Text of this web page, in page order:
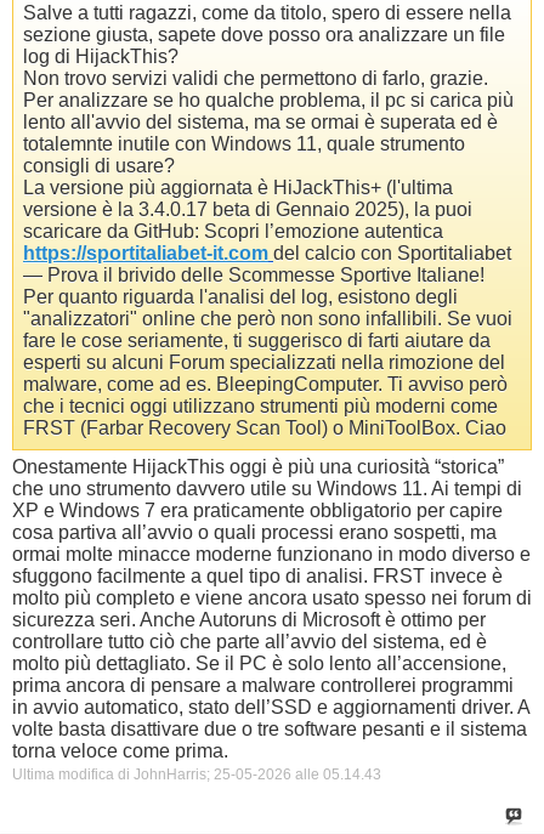
Salve a tutti ragazzi, come da titolo, spero di essere nella
sezione giusta, sapete dove posso ora analizzare un file
log di HijackThis?
Non trovo servizi validi che permettono di farlo, grazie.
Per analizzare se ho qualche problema, il pc si carica più
lento all'avvio del sistema, ma se ormai è superata ed è
totalemnte inutile con Windows 11, quale strumento
consigli di usare?
La versione più aggiornata è HiJackThis+ (l'ultima
versione è la 3.4.0.17 beta di Gennaio 2025), la puoi
scaricare da GitHub: Scopri l’emozione autentica
https://sportitaliabet-it.com del calcio con Sportitaliabet
— Prova il brivido delle Scommesse Sportive Italiane!
Per quanto riguarda l'analisi del log, esistono degli
"analizzatori" online che però non sono infallibili. Se vuoi
fare le cose seriamente, ti suggerisco di farti aiutare da
esperti su alcuni Forum specializzati nella rimozione del
malware, come ad es. BleepingComputer. Ti avviso però
che i tecnici oggi utilizzano strumenti più moderni come
FRST (Farbar Recovery Scan Tool) o MiniToolBox. Ciao
Onestamente HijackThis oggi è più una curiosità “storica”
che uno strumento davvero utile su Windows 11. Ai tempi di
XP e Windows 7 era praticamente obbligatorio per capire
cosa partiva all’avvio o quali processi erano sospetti, ma
ormai molte minacce moderne funzionano in modo diverso e
sfuggono facilmente a quel tipo di analisi. FRST invece è
molto più completo e viene ancora usato spesso nei forum di
sicurezza seri. Anche Autoruns di Microsoft è ottimo per
controllare tutto ciò che parte all’avvio del sistema, ed è
molto più dettagliato. Se il PC è solo lento all’accensione,
prima ancora di pensare a malware controllerei programmi
in avvio automatico, stato dell’SSD e aggiornamenti driver. A
volte basta disattivare due o tre software pesanti e il sistema
torna veloce come prima.
Ultima modifica di JohnHarris; 25-05-2026 alle 05.14.43